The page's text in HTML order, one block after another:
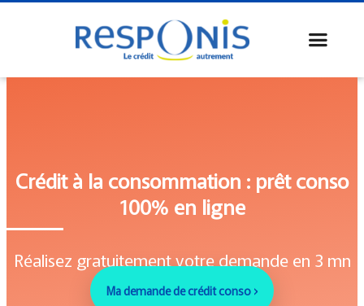
Crédit à la consommation : prêt conso
100% en ligne
Réalisez gratuitement votre demande en 3 mn
Ma demande de crédit conso ›